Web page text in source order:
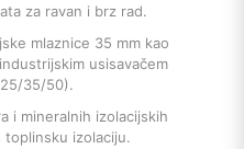
za ravan i brz rad.
mlaznice 35 mm kao
usisavačem
35/50).
i mineralnih izolacijskih
izolaciju.